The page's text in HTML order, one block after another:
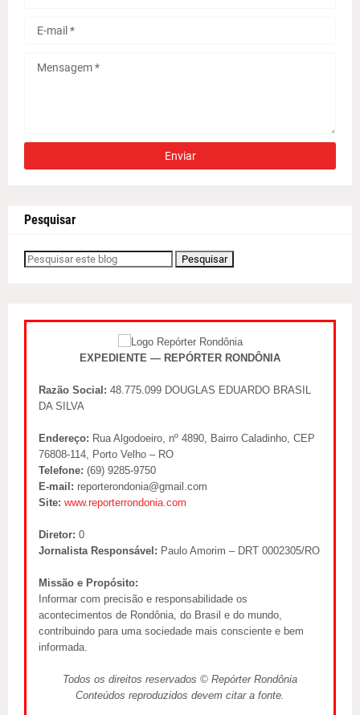
Pesquisar
EXPEDIENTE — REPÓRTER RONDÔNIA
Razão Social: 48.775.099 DOUGLAS EDUARDO BRASIL
DA SILVA
Endereço: Rua Algodoeiro, nº 4890, Bairro Caladinho, CEP
76808-114, Porto Velho – RO
Telefone: (69) 9285-9750
E-mail: reporterondonia@gmail.com
Site: www.reporterrondonia.com
Diretor: 0
Jornalista Responsável: Paulo Amorim – DRT 0002305/RO
Missão e Propósito:
Informar com precisão e responsabilidade os
acontecimentos de Rondônia, do Brasil e do mundo,
contribuindo para uma sociedade mais consciente e bem
informada.
Todos os direitos reservados © Repórter Rondônia
Conteúdos reproduzidos devem citar a fonte.